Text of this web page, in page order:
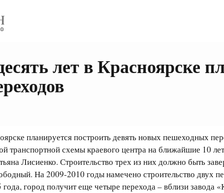
лет в Красноярске
планируется построить девять новых пешеходных
транспортной схемы краевого центра на ближайшие 10
Лисиенко. Строительство трех из них должно быть
На 2009-2010 годы намечено строительство двух
года, город получит еще четыре перехода – вблизи